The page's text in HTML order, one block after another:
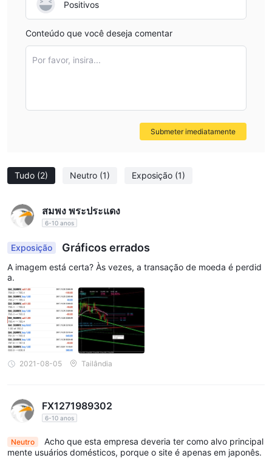
Although I value SANKO’s regulatory credentials and
business longevity, I remain cautious due to its limited
me, SANKO seems credible within its domestic context,
Tudo (2) Neutro (1) Exposição (1)
สมพง พระประแดง
6-10 anos
Exposição Gráficos errados
A imagem está certa? Às vezes, a transação de moeda é perdid
a.
2021-08-05 Tailândia
FX1271989302
6-10 anos
Neutro
Acho que esta empresa deveria ter como alvo principal
mente usuários domésticos, porque o site é apenas em japonês.
Positivos
Conteúdo que você deseja comentar
Por favor, insira...
Submeter imediatamente